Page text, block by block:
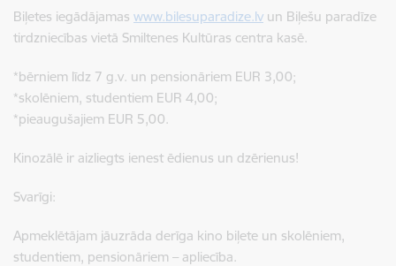
Biļetes iegādājamas www.bilesuparadize.lv un Biļešu paradīze
tirdzniecības vietā Smiltenes Kultūras centra kasē.
*bērniem līdz 7 g.v. un pensionāriem EUR 3,00;
*skolēniem, studentiem EUR 4,00;
*pieaugušajiem EUR 5,00.
Kinozālē ir aizliegts ienest ēdienus un dzērienus!
Svarīgi:
Apmeklētājam jāuzrāda derīga kino biļete un skolēniem,
studentiem, pensionāriem – apliecība.